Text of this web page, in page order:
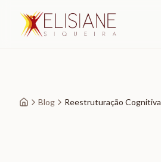
Blog Reestruturação Cognitiva